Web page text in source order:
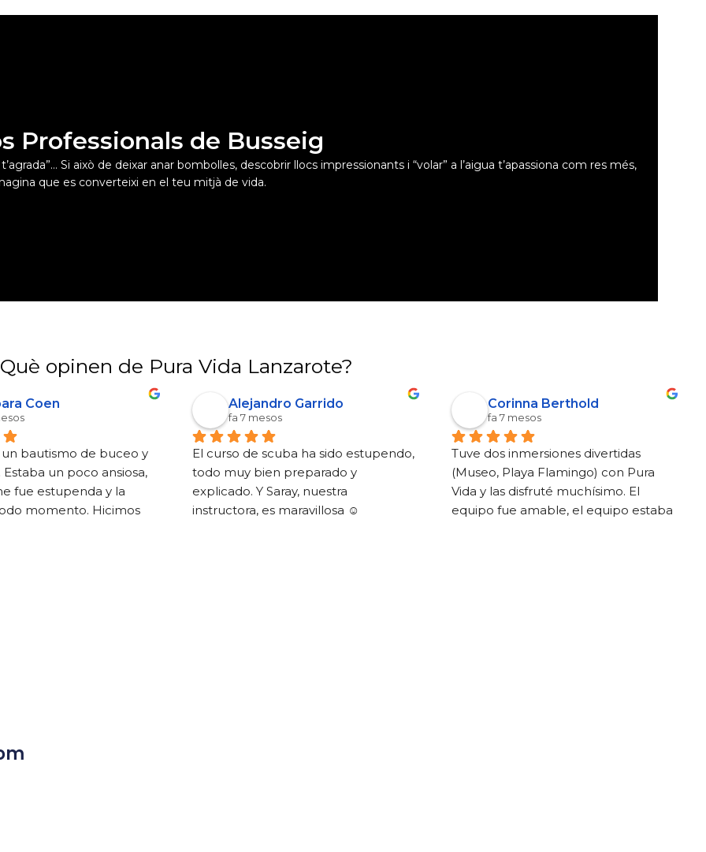
Professionals de Busseig
Si això de deixar anar bombolles, descobrir llocs impressionants i “volar” a l’aigua t’apassiona com res més,
que es converteixi en el teu mitjà de vida.
Què opinen de Pura Vida Lanzarote?
Coen
un bautismo de buceo y
un poco ansiosa,
fue estupenda y la
momento. Hicimos
Alejandro Garrido
fa 7 mesos
El curso de scuba ha sido estupendo,
todo muy bien preparado y
explicado. Y Saray, nuestra
instructora, es maravillosa ☺️
Corinna Berthold
fa 7 mesos
Tuve dos inmersiones divertidas
(Museo, Playa Flamingo) con Pura
Vida y las disfruté muchísimo. El
equipo fue amable, el equipo estaba